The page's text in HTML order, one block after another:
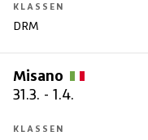
KLASSEN
DRM
Misano
31.3. - 1.4.
KLASSEN